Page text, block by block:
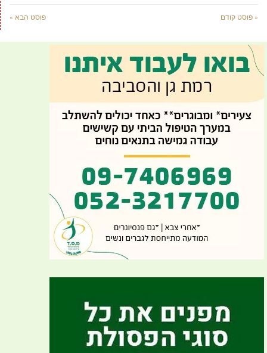
« פוסט קודם פוסט הבא »